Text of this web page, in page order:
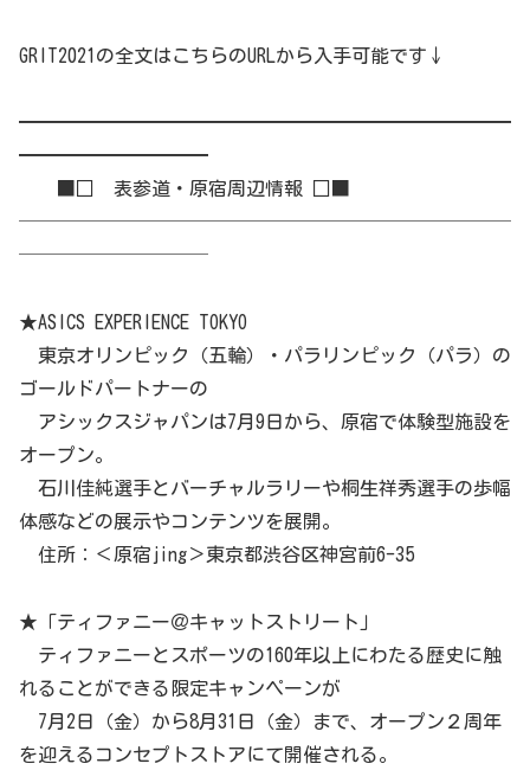
GRIT2021の全文はこちらのURLから入手可能です↓
━━━━━━━━━━━━━━━━━━━━━━━━━━
━━━━━━━━━━
■□ 表参道・原宿周辺情報 □■
──────────────────────────
──────────
★ASICS EXPERIENCE TOKYO
東京オリンピック（五輪）・パラリンピック（パラ）の
ゴールドパートナーの
アシックスジャパンは7月9日から、原宿で体験型施設を
オープン。
石川佳純選手とバーチャルラリーや桐生祥秀選手の歩幅
体感などの展示やコンテンツを展開。
住所：＜原宿jing＞東京都渋谷区神宮前6-35
★「ティファニー＠キャットストリート」
ティファニーとスポーツの160年以上にわたる歴史に触
れることができる限定キャンペーンが
7月2日（金）から8月31日（金）まで、オープン２周年
を迎えるコンセプトストアにて開催される。